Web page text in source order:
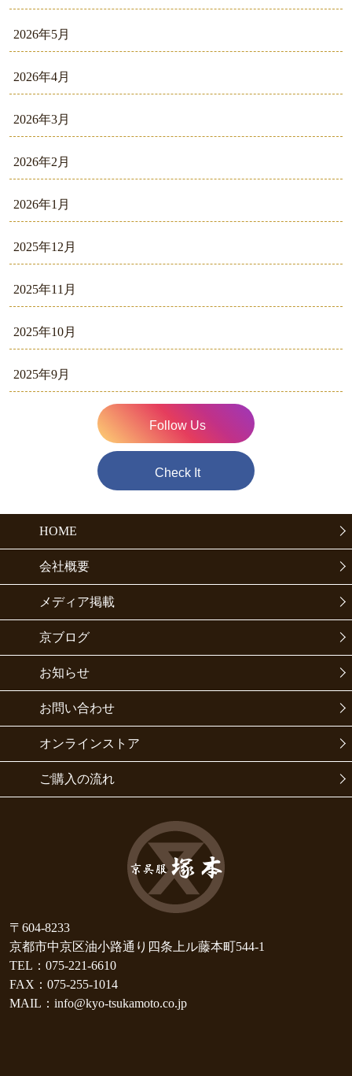
2026年5月
2026年4月
2026年3月
2026年2月
2026年1月
2025年12月
2025年11月
2025年10月
2025年9月
Follow Us
Check It
HOME
会社概要
メディア掲載
京ブログ
お知らせ
お問い合わせ
オンラインストア
ご購入の流れ
〒604-8233
京都市中京区油小路通り四条上ル藤本町544-1
TEL：075-221-6610
FAX：075-255-1014
MAIL：info@kyo-tsukamoto.co.jp